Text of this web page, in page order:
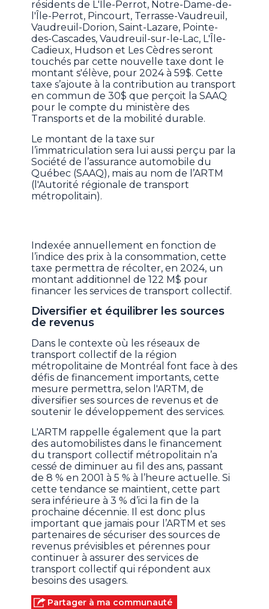
résidents de L'Île-Perrot, Notre-Dame-de-
l'Île-Perrot, Pincourt, Terrasse-Vaudreuil,
Vaudreuil-Dorion, Saint-Lazare, Pointe-
des-Cascades, Vaudreuil-sur-le-Lac, L'Île-
Cadieux, Hudson et Les Cèdres seront
touchés par cette nouvelle taxe dont le
montant s'élève, pour 2024 à 59$. Cette
taxe s’ajoute à la contribution au transport
en commun de 30$ que perçoit la SAAQ
pour le compte du ministère des
Transports et de la mobilité durable.
Le montant de la taxe sur
l’immatriculation sera lui aussi perçu par la
Société de l’assurance automobile du
Québec (SAAQ), mais au nom de l’ARTM
(l'Autorité régionale de transport
métropolitain).
Indexée annuellement en fonction de
l’indice des prix à la consommation, cette
taxe permettra de récolter, en 2024, un
montant additionnel de 122 M$ pour
financer les services de transport collectif.
Diversifier et équilibrer les sources
de revenus
Dans le contexte où les réseaux de
transport collectif de la région
métropolitaine de Montréal font face à des
défis de financement importants, cette
mesure permettra, selon l'ARTM, de
diversifier ses sources de revenus et de
soutenir le développement des services.
L'ARTM rappelle également que la part
des automobilistes dans le financement
du transport collectif métropolitain n’a
cessé de diminuer au fil des ans, passant
de 8 % en 2001 à 5 % à l’heure actuelle. Si
cette tendance se maintient, cette part
sera inférieure à 3 % d’ici la fin de la
prochaine décennie. Il est donc plus
important que jamais pour l’ARTM et ses
partenaires de sécuriser des sources de
revenus prévisibles et pérennes pour
continuer à assurer des services de
transport collectif qui répondent aux
besoins des usagers.
Partager à ma communauté